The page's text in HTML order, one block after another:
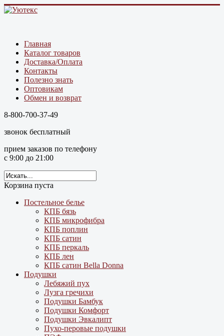
Главная
Каталог товаров
Доставка/Оплата
Контакты
Полезно знать
Оптовикам
Обмен и возврат
8-800-700-37-49
звонок бесплатный
прием заказов по телефону
с 9:00 до 21:00
Корзина пуста
Постельное белье
КПБ бязь
КПБ микрофибра
КПБ поплин
КПБ сатин
КПБ перкаль
КПБ лен
КПБ сатин Bella Donna
Подушки
Лебяжий пух
Лузга гречихи
Подушки Бамбук
Подушки Комфорт
Подушки Эвкалипт
Пухо-перовые подушки